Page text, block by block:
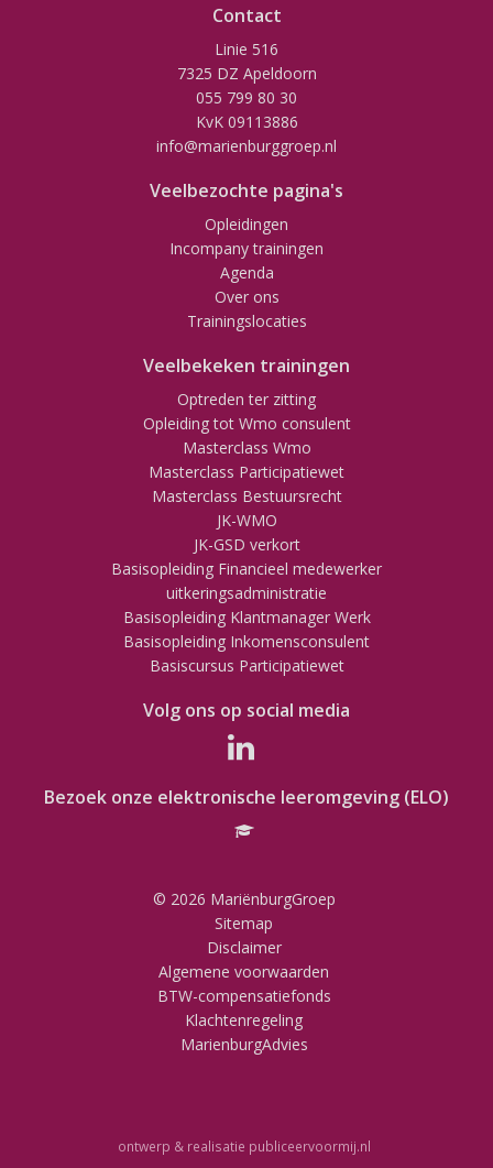
Contact
Linie 516
7325 DZ Apeldoorn
055 799 80 30
KvK 09113886
info@marienburggroep.nl
Veelbezochte pagina's
Opleidingen
Incompany trainingen
Agenda
Over ons
Trainingslocaties
Veelbekeken trainingen
Optreden ter zitting
Opleiding tot Wmo consulent
Masterclass Wmo
Masterclass Participatiewet
Masterclass Bestuursrecht
JK-WMO
JK-GSD verkort
Basisopleiding Financieel medewerker
uitkeringsadministratie
Basisopleiding Klantmanager Werk
Basisopleiding Inkomensconsulent
Basiscursus Participatiewet
Volg ons op social media
Bezoek onze elektronische leeromgeving (ELO)
© 2026 MariënburgGroep
Sitemap
Disclaimer
Algemene voorwaarden
BTW-compensatiefonds
Klachtenregeling
MarienburgAdvies
ontwerp & realisatie publiceervoormij.nl